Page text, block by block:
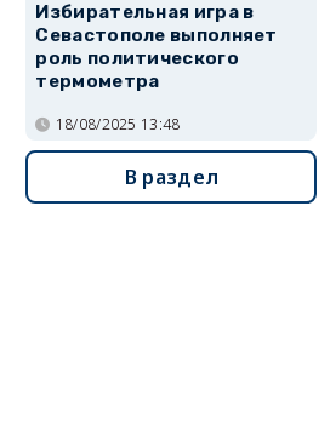
Избирательная игра в
Севастополе выполняет
роль политического
термометра
18/08/2025 13:48
В раздел